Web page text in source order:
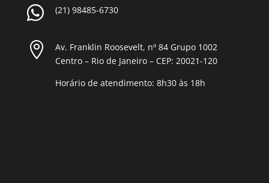
 (21) 98485-6730

Av. Franklin Roosevelt, nº 84 Grupo 1002
Centro – Rio de Janeiro – CEP: 20021-120
Horário de atendimento: 8h30 às 18h